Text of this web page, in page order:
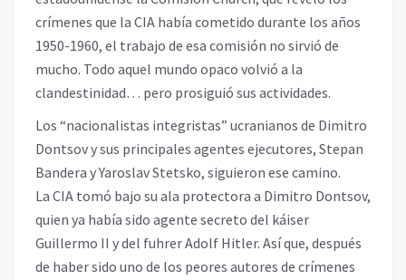
crímenes que la CIA había cometido durante los años
1950-1960, el trabajo de esa comisión no sirvió de
mucho. Todo aquel mundo opaco volvió a la
clandestinidad… pero prosiguió sus actividades.
Los “nacionalistas integristas” ucranianos de Dimitro
Dontsov y sus principales agentes ejecutores, Stepan
Bandera y Yaroslav Stetsko, siguieron ese camino.
La CIA tomó bajo su ala protectora a Dimitro Dontsov,
quien ya había sido agente secreto del káiser
Guillermo II y del fuhrer Adolf Hitler. Así que, después
de haber sido uno de los peores autores de crímenes